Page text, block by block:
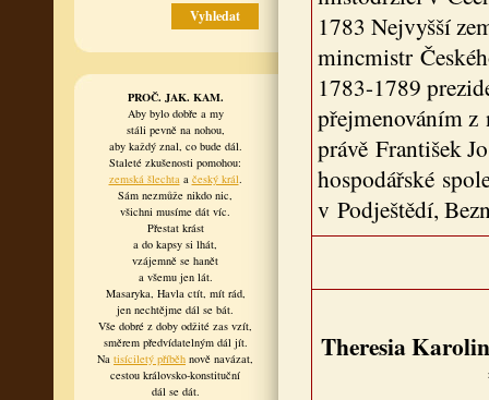
PROČ. JAK. KAM.
Aby bylo dobře a my
stáli pevně na nohou,
aby každý znal, co bude dál.
Staleté zkušenosti pomohou:
zemská šlechtaa český král.
Sám nezmůže nikdo nic,
všichni musíme dát víc.
Přestat krást
a do kapsy si lhát,
vzájemně se hanět
a všemu jen lát.
Masaryka, Havla ctít, mít rád,
jen nechtějme dál se bát.
Vše dobré z doby odžité zas vzít,
směrem předvídatelným dál jít.
Na tisíciletý příběh nově navázat,
cestou královsko-konstituční
dál se dát.
1783 Nejvyšší
mincmistr
1783-1789
přejmenováním z
právě František
hospodářské
v Podještědí,
Theresia